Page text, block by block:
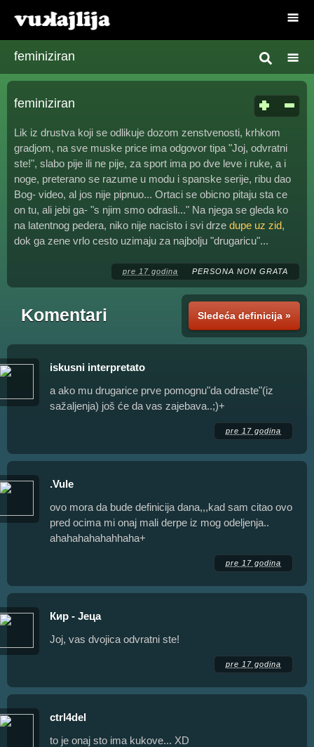
feminiziran
feminiziran
Lik iz drustva koji se odlikuje dozom zenstvenosti, krhkom
gradjom, na sve muske price ima odgovor tipa "Joj, odvratni
ste!", slabo pije ili ne pije, za sport ima po dve leve i ruke, a i
noge, preterano se razume u modu i spanske serije, ribu dao
Bog- video, al jos nije pipnuo... Ortaci se obicno pitaju sta ce
on tu, ali jebi ga- "s njim smo odrasli..." Na njega se gleda ko
na latentnog pedera, niko nije nacisto i svi drze dupe uz zid,
dok ga zene vrlo cesto uzimaju za najbolju "drugaricu"...
pre 17 godina PERSONA NON GRATA
Sledeća definicija »
Komentari
iskusni interpretato
a ako mu drugarice prve pomognu"da odraste"(iz
sažaljenja) još će da vas zajebava..;)+
pre 17 godina
.Vule
ovo mora da bude definicija dana,,,kad sam citao ovo
pred ocima mi onaj mali derpe iz mog odeljenja..
ahahahahahahhaha+
pre 17 godina
Кир - Јеца
Joj, vas dvojica odvratni ste!
pre 17 godina
ctrl4del
to je onaj sto ima kukove... XD